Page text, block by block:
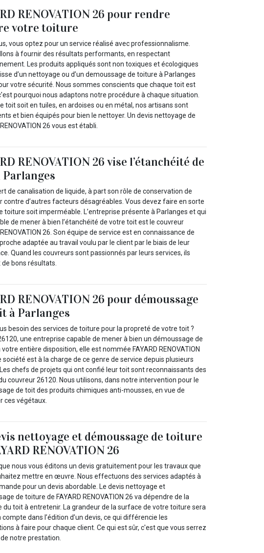
RENOVATION 26 pour rendre
votre toiture
vous optez pour un service réalisé avec professionnalisme.
à fournir des résultats performants, en respectant
Les produits appliqués sont non toxiques et écologiques
d’un nettoyage ou d’un demoussage de toiture à Parlanges
votre sécurité. Nous sommes conscients que chaque toit est
pourquoi nous adaptons notre procédure à chaque situation.
toit soit en tuiles, en ardoises ou en métal, nos artisans sont
et bien équipés pour bien le nettoyer. Un devis nettoyage de
RENOVATION 26 vous est établi.
RENOVATION 26 vise l’étanchéité de
de canalisation de liquide, à part son rôle de conservation de
contre d’autres facteurs désagréables. Vous devez faire en sorte
toiture soit imperméable. L’entreprise présente à Parlanges et qui
de mener à bien l’étanchéité de votre toit est le couvreur
RENOVATION 26. Son équipe de service est en connaissance de
adaptée au travail voulu par le client par le biais de leur
Quand les couvreurs sont passionnés par leurs services, ils
bons résultats.
RENOVATION 26 pour démoussage
à Parlanges
besoin des services de toiture pour la propreté de votre toit ?
une entreprise capable de mener à bien un démoussage de
entière disposition, elle est nommée FAYARD RENOVATION
société est à la charge de ce genre de service depuis plusieurs
chefs de projets qui ont confié leur toit sont reconnaissants des
couvreur 26120. Nous utilisons, dans notre intervention pour le
de toit des produits chimiques anti-mousses, en vue de
ces végétaux.
nettoyage et démoussage de toiture
RENOVATION 26
nous vous éditons un devis gratuitement pour les travaux que
mettre en œuvre. Nous effectuons des services adaptés à
pour un devis abordable. Le devis nettoyage et
de toiture de FAYARD RENOVATION 26 va dépendre de la
du toit à entretenir. La grandeur de la surface de votre toiture sera
compte dans l’édition d’un devis, ce qui différencie les
à faire pour chaque client. Ce qui est sûr, c'est que vous serrez
notre prestation.